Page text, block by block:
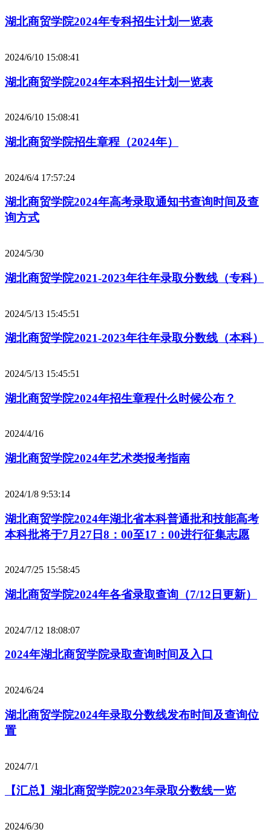
湖北商贸学院2024年专科招生计划一览表
2024/6/10 15:08:41
湖北商贸学院2024年本科招生计划一览表
2024/6/10 15:08:41
湖北商贸学院招生章程（2024年）
2024/6/4 17:57:24
湖北商贸学院2024年高考录取通知书查询时间及查
询方式
2024/5/30
湖北商贸学院2021-2023年往年录取分数线（专科）
2024/5/13 15:45:51
湖北商贸学院2021-2023年往年录取分数线（本科）
2024/5/13 15:45:51
湖北商贸学院2024年招生章程什么时候公布？
2024/4/16
湖北商贸学院2024年艺术类报考指南
2024/1/8 9:53:14
湖北商贸学院2024年湖北省本科普通批和技能高考
本科批将于7月27日8：00至17：00进行征集志愿
2024/7/25 15:58:45
湖北商贸学院2024年各省录取查询（7/12日更新）
2024/7/12 18:08:07
2024年湖北商贸学院录取查询时间及入口
2024/6/24
湖北商贸学院2024年录取分数线发布时间及查询位
置
2024/7/1
【汇总】湖北商贸学院2023年录取分数线一览
2024/6/30